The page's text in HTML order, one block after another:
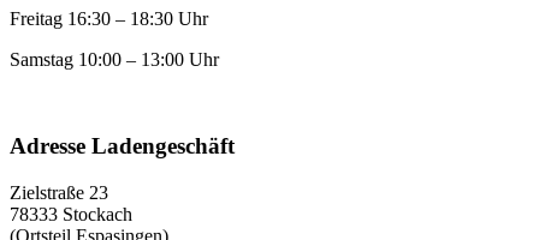
Freitag 16:30 – 18:30 Uhr
Samstag 10:00 – 13:00 Uhr
Adresse Ladengeschäft
Zielstraße 23
78333 Stockach